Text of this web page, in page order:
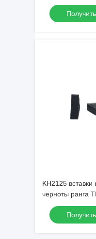
высокая
KH2125
черноты ранга